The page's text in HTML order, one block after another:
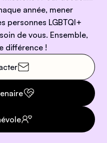
année, mener
personnes LGBTQI+
de vous. Ensemble,
différence !